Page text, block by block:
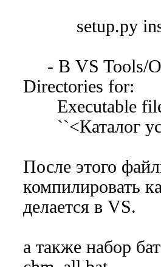
setup.py
- В VS Tools/
Directories for:
Executable
``<Каталог
После этого
компилировать
делается в VS.
а также набор